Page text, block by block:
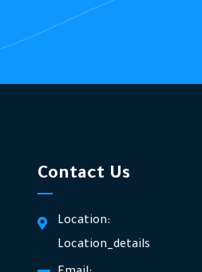
Contact Us
Location:
Location_details